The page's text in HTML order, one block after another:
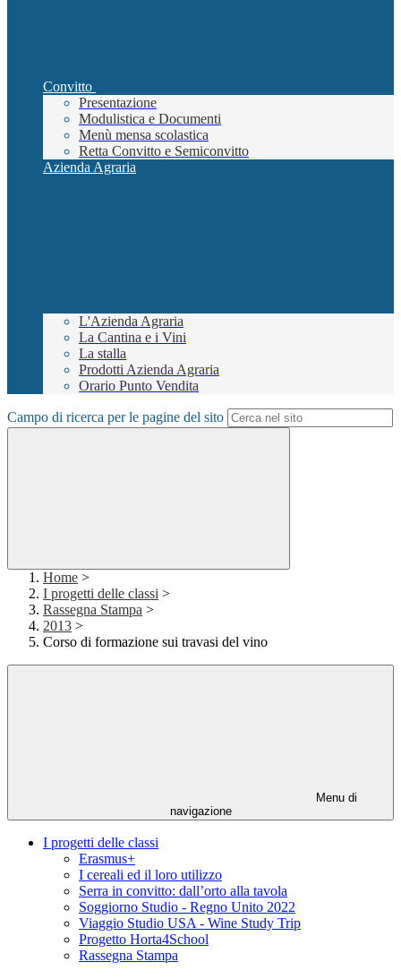
Convitto
Presentazione
Modulistica e Documenti
Menù mensa scolastica
Retta Convitto e Semiconvitto
Azienda Agraria
L'Azienda Agraria
La Cantina e i Vini
La stalla
Prodotti Azienda Agraria
Orario Punto Vendita
Campo di ricerca per le pagine del sito
Home >
I progetti delle classi >
Rassegna Stampa >
2013 >
Corso di formazione sui travasi del vino
Menu di
navigazione
I progetti delle classi
Erasmus+
I cereali ed il loro utilizzo
Serra in convitto: dall’orto alla tavola
Soggiorno Studio - Regno Unito 2022
Viaggio Studio USA - Wine Study Trip
Progetto Horta4School
Rassegna Stampa